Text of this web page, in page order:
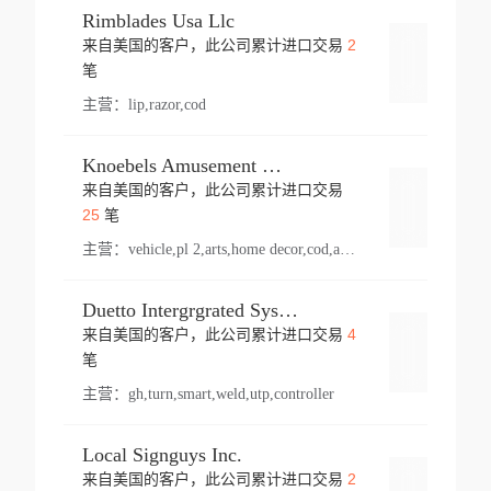
Rimblades Usa Llc
来自美国的客户，此公司累计进口交易 2
笔
主营： lip,razor,cod
Knoebels Amusement Resort
来自美国的客户，此公司累计进口交易
25笔
主营： vehicle,pl 2,arts,home decor,cod,amusement ride,sea
Duetto Intergrgrated Systems Inc.
来自美国的客户，此公司累计进口交易 4
笔
主营： gh,turn,smart,weld,utp,controller
Local Signguys Inc.
来自美国的客户，此公司累计进口交易 2